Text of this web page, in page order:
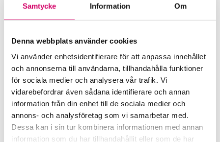
Samtycke Information Om
Denna webbplats använder cookies
Vi använder enhetsidentifierare för att anpassa innehållet
och annonserna till användarna, tillhandahålla funktioner
för sociala medier och analysera vår trafik. Vi
vidarebefordrar även sådana identifierare och annan
information från din enhet till de sociala medier och
annons- och analysföretag som vi samarbetar med.
Dessa kan i sin tur kombinera informationen med annan
information som du har tillhandahållit eller som de har
Partille Redovisning AB
Srf Auktoriserade konsulter
Sofia Hallonqvist
Sävedalen